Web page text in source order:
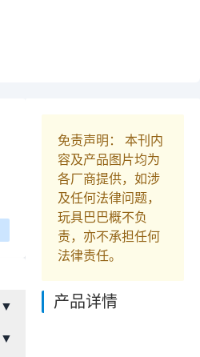
▼
▼
免责声明： 本刊内
容及产品图片均为
各厂商提供，如涉
及任何法律问题，
玩具巴巴概不负
责，亦不承担任何
法律责任。
产品详情